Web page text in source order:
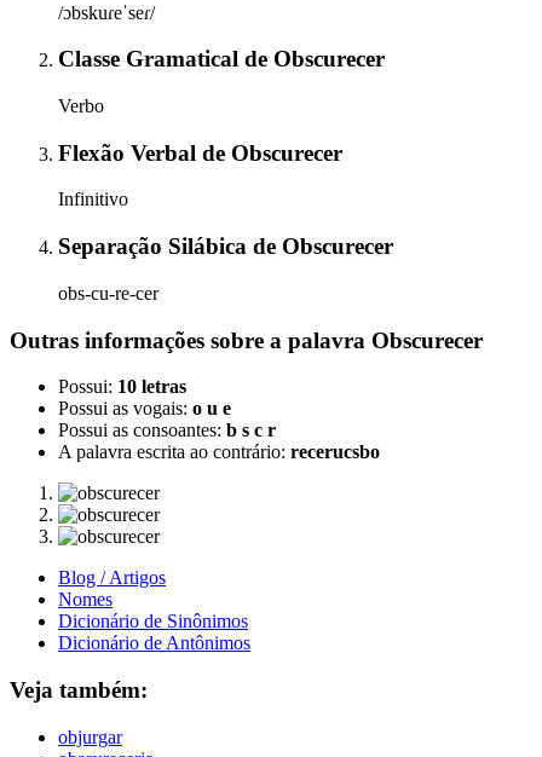
/ɔbskuɾeˈseɾ/
Classe Gramatical de Obscurecer
Verbo
Flexão Verbal de Obscurecer
Infinitivo
Separação Silábica de Obscurecer
obs-cu-re-cer
Outras informações sobre a palavra Obscurecer
Possui: 10 letras
Possui as vogais: o u e
Possui as consoantes: b s c r
A palavra escrita ao contrário: recerucsbo
Blog / Artigos
Nomes
Dicionário de Sinônimos
Dicionário de Antônimos
Veja também:
objurgar